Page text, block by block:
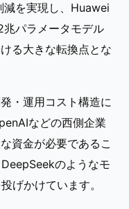
減を実現し、Huawei
兆パラメータモデル
る大きな転換点とな
・運用コスト構造に
などの西側企業
資金が必要であるこ
のようなモ
げかけています。